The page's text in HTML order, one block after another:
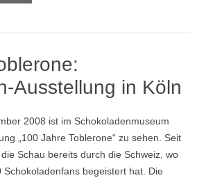
Ausstellung in Köln
2008 ist im Schokoladenmuseum
„100 Jahre Toblerone“ zu sehen. Seit
Schau bereits durch die Schweiz, wo
begeistert hat. Die